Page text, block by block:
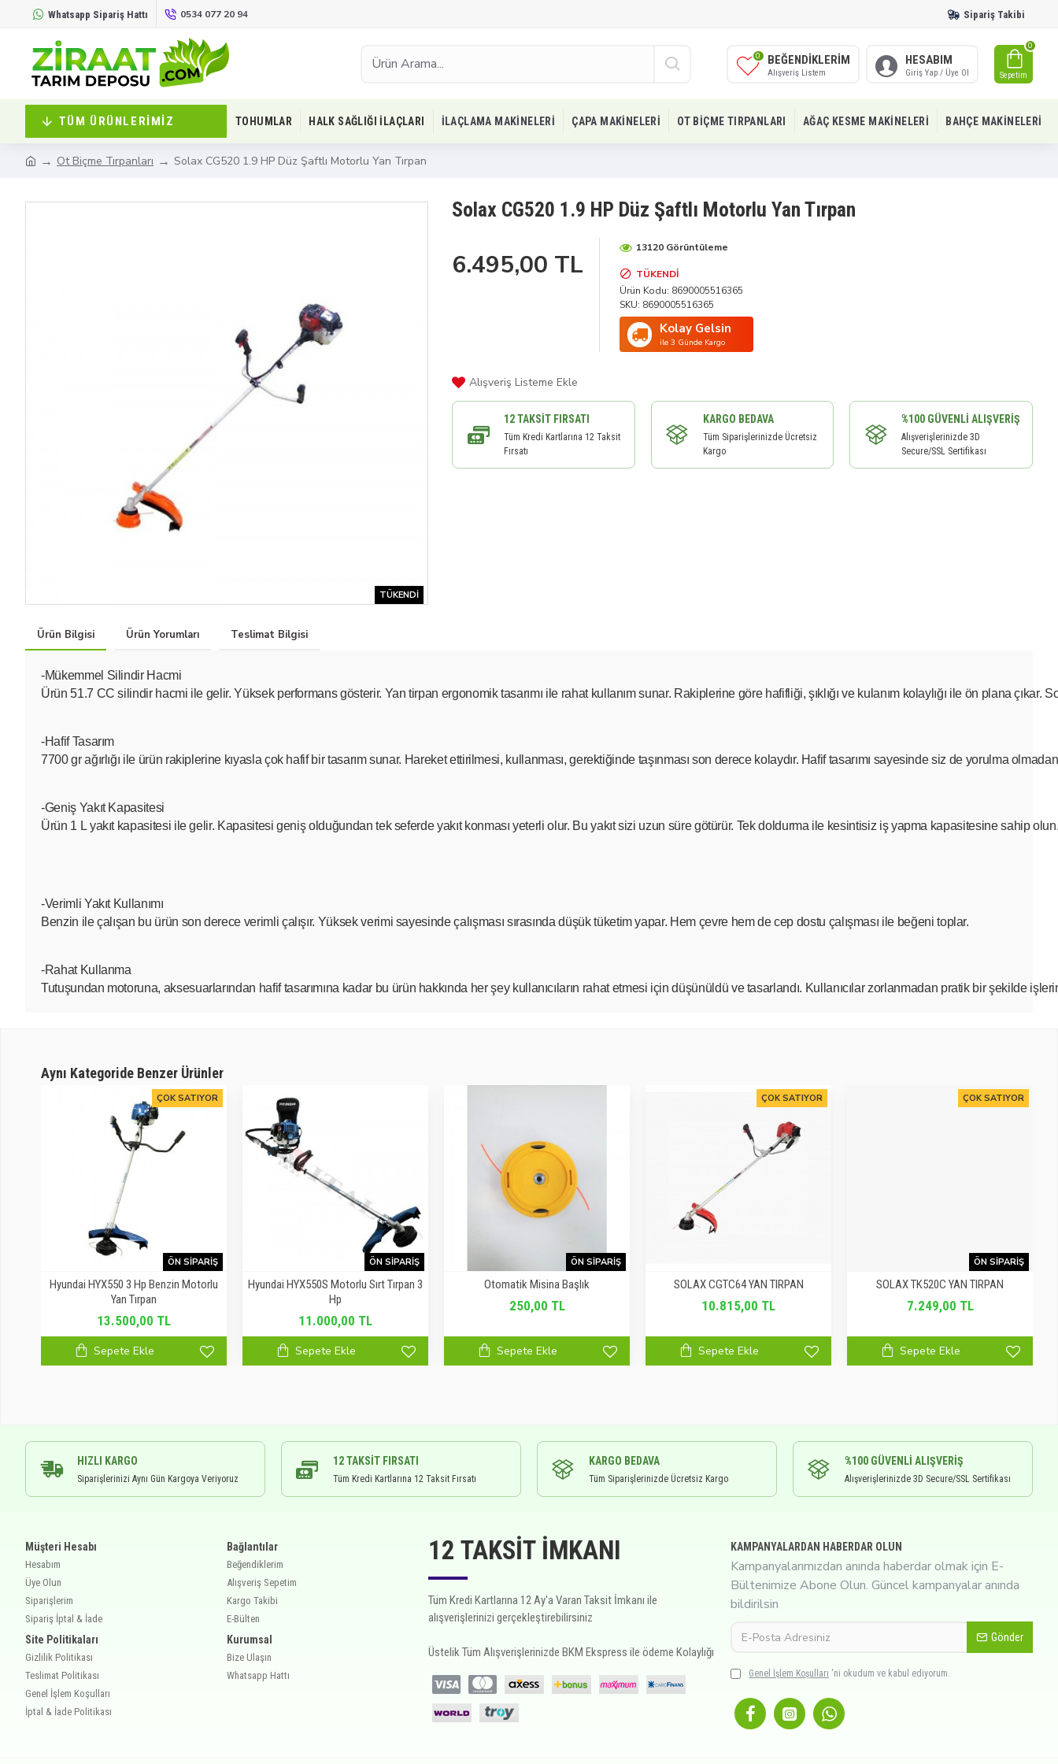
Whatsapp Sipariş Hattı 0534 077 20 94 Sipariş Takibi
BEĞENDIKLERIM
Alışveriş Listem
0 HESABIM
Giriş Yap / Üye Ol Sepetim
0
TÜM ÜRÜNLERIMIZ TOHUMLAR HALK SAĞLIĞI İLAÇLARI İLAÇLAMA MAKINELERI ÇAPA MAKINELERI OT BIÇME TIRPANLARI AĞAÇ KESME MAKINELERI BAHÇE MAKINELERI
Ot Biçme Tırpanları Solax CG520 1.9 HP Düz Şaftlı Motorlu Yan Tırpan
TÜKENDI
Solax CG520 1.9 HP Düz Şaftlı Motorlu Yan Tırpan
6.495,00 TL
TÜKENDI
Ürün Kodu: 8690005516365
SKU: 8690005516365
Kolay Gelsin
ile 3 Günde Kargo
13120 Görüntüleme
Alışveriş Listeme Ekle
12 TAKSIT FIRSATI
Tüm Kredi Kartlarına 12 Taksit
Fırsatı
KARGO BEDAVA
Tüm Siparişlerinizde Ücretsiz
Kargo
%100 GÜVENLI ALIŞVERIŞ
Alışverişlerinizde 3D
Secure/SSL Sertifikası
Ürün Bilgisi Ürün Yorumları Teslimat Bilgisi
-Mükemmel Silindir Hacmi
Ürün 51.7 CC silindir hacmi ile gelir. Yüksek performans gösterir. Yan tirpan ergonomik tasarımı ile rahat kullanım sunar. Rakiplerine göre hafifliği, şıklığı ve kulanım kolaylığı ile ön plana çıkar.
-Hafif Tasarım
7700 gr ağırlığı ile ürün rakiplerine kıyasla çok hafif bir tasarım sunar. Hareket ettirilmesi, kullanması, gerektiğinde taşınması son derece kolaydır. Hafif tasarımı sayesinde siz de yorulma
-Geniş Yakıt Kapasitesi
Ürün 1 L yakıt kapasitesi ile gelir. Kapasitesi geniş olduğundan tek seferde yakıt konması yeterli olur. Bu yakıt sizi uzun süre götürür. Tek doldurma ile kesintisiz iş yapma kapasitesine sahip
-Verimli Yakıt Kullanımı
Benzin ile çalışan bu ürün son derece verimli çalışır. Yüksek verimi sayesinde çalışması sırasında düşük tüketim yapar. Hem çevre hem de cep dostu çalışması ile beğeni toplar.
-Rahat Kullanma
Tutuşundan motoruna, aksesuarlarından hafif tasarımına kadar bu ürün hakkında her şey kullanıcıların rahat etmesi için düşünüldü ve tasarlandı. Kullanıcılar zorlanmadan pratik bir şekilde
Aynı Kategoride Benzer Ürünler
ÇOK SATIYOR
ÖN SIPARIŞ
Hyundai HYX550 3 Hp Benzin Motorlu
Yan Tırpan
13.500,00 TL
Sepete Ekle
ÖN SIPARIŞ
Hyundai HYX550S Motorlu Sırt Tırpan 3
Hp
11.000,00 TL
Sepete Ekle
ÖN SIPARIŞ
Otomatik Misina Başlık
250,00 TL
Sepete Ekle
ÇOK SATIYOR
SOLAX CGTC64 YAN TIRPAN
10.815,00 TL
Sepete Ekle
ÇOK SATIYOR
ÖN SIPARIŞ
SOLAX TK520C YAN TIRPAN
7.249,00 TL
Sepete Ekle
HIZLI KARGO
Siparişlerinizi Aynı Gün Kargoya Veriyoruz
12 TAKSIT FIRSATI
Tüm Kredi Kartlarına 12 Taksit Fırsatı
KARGO BEDAVA
Tüm Siparişlerinizde Ücretsiz Kargo
%100 GÜVENLI ALIŞVERIŞ
Alışverişlerinizde 3D Secure/SSL Sertifikası
Müşteri Hesabı
Hesabım
Üye Olun
Siparişlerim
Sipariş İptal & İade
Site Politikaları
Gizlilik Politikası
Teslimat Politikası
Genel İşlem Koşulları
İptal & İade Politikası
Bağlantılar
Beğendiklerim
Alışveriş Sepetim
Kargo Takibi
E-Bülten
Kurumsal
Bize Ulaşın
Whatsapp Hattı
12 TAKSIT İMKANI
Tüm Kredi Kartlarına 12 Ay'a Varan Taksit İmkanı ile
alışverişlerinizi gerçekleştirebilirsiniz
Üstelik Tüm Alışverişlerinizde BKM Ekspress ile ödeme Kolaylığı
KAMPANYALARDAN HABERDAR OLUN
Kampanyalarımızdan anında haberdar olmak için E-
Bültenimize Abone Olun. Güncel kampanyalar anında
bildirilsin
Gönder
Genel İşlem Koşulları 'ni okudum ve kabul ediyorum.